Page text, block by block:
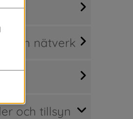
och nätverk
och tillsyn